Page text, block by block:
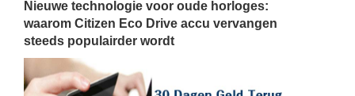
Nieuwe technologie voor oude horloges:
waarom Citizen Eco Drive accu vervangen
steeds populairder wordt